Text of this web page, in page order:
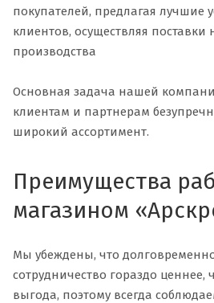
покупателей, предлагая лучшие
клиентов, осуществляя
производства
Основная задача нашей
клиентам и партнерам
широкий ассортимент.
Преимущества
магазином
Мы убеждены, что
сотрудничество гораздо ценнее,
выгода, поэтому всегда